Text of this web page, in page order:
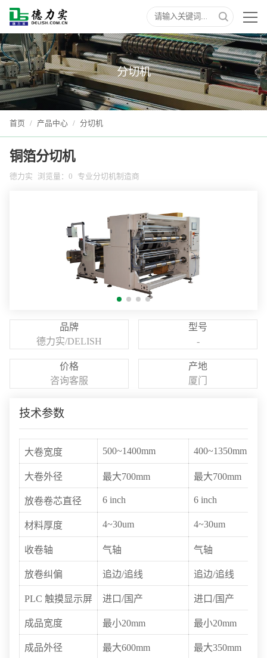
分切机
首页 / 产品中心 / 分切机
铜箔分切机
德力实 浏览量： 0 专业分切机制造商
品牌
德力实/DELISH
型号
-
价格
咨询客服
产地
厦门
技术参数
大卷宽度 500~1400mm 400~1350mm
大卷外径 最大700mm 最大700mm
放卷卷芯直径 6 inch 6 inch
材料厚度 4~30um 4~30um
收卷轴 气轴 气轴
放卷纠偏 追边/追线 追边/追线
PLC 触摸显示屏 进口/国产 进口/国产
成品宽度 最小20mm 最小20mm
成品外径 最大600mm 最大350mm